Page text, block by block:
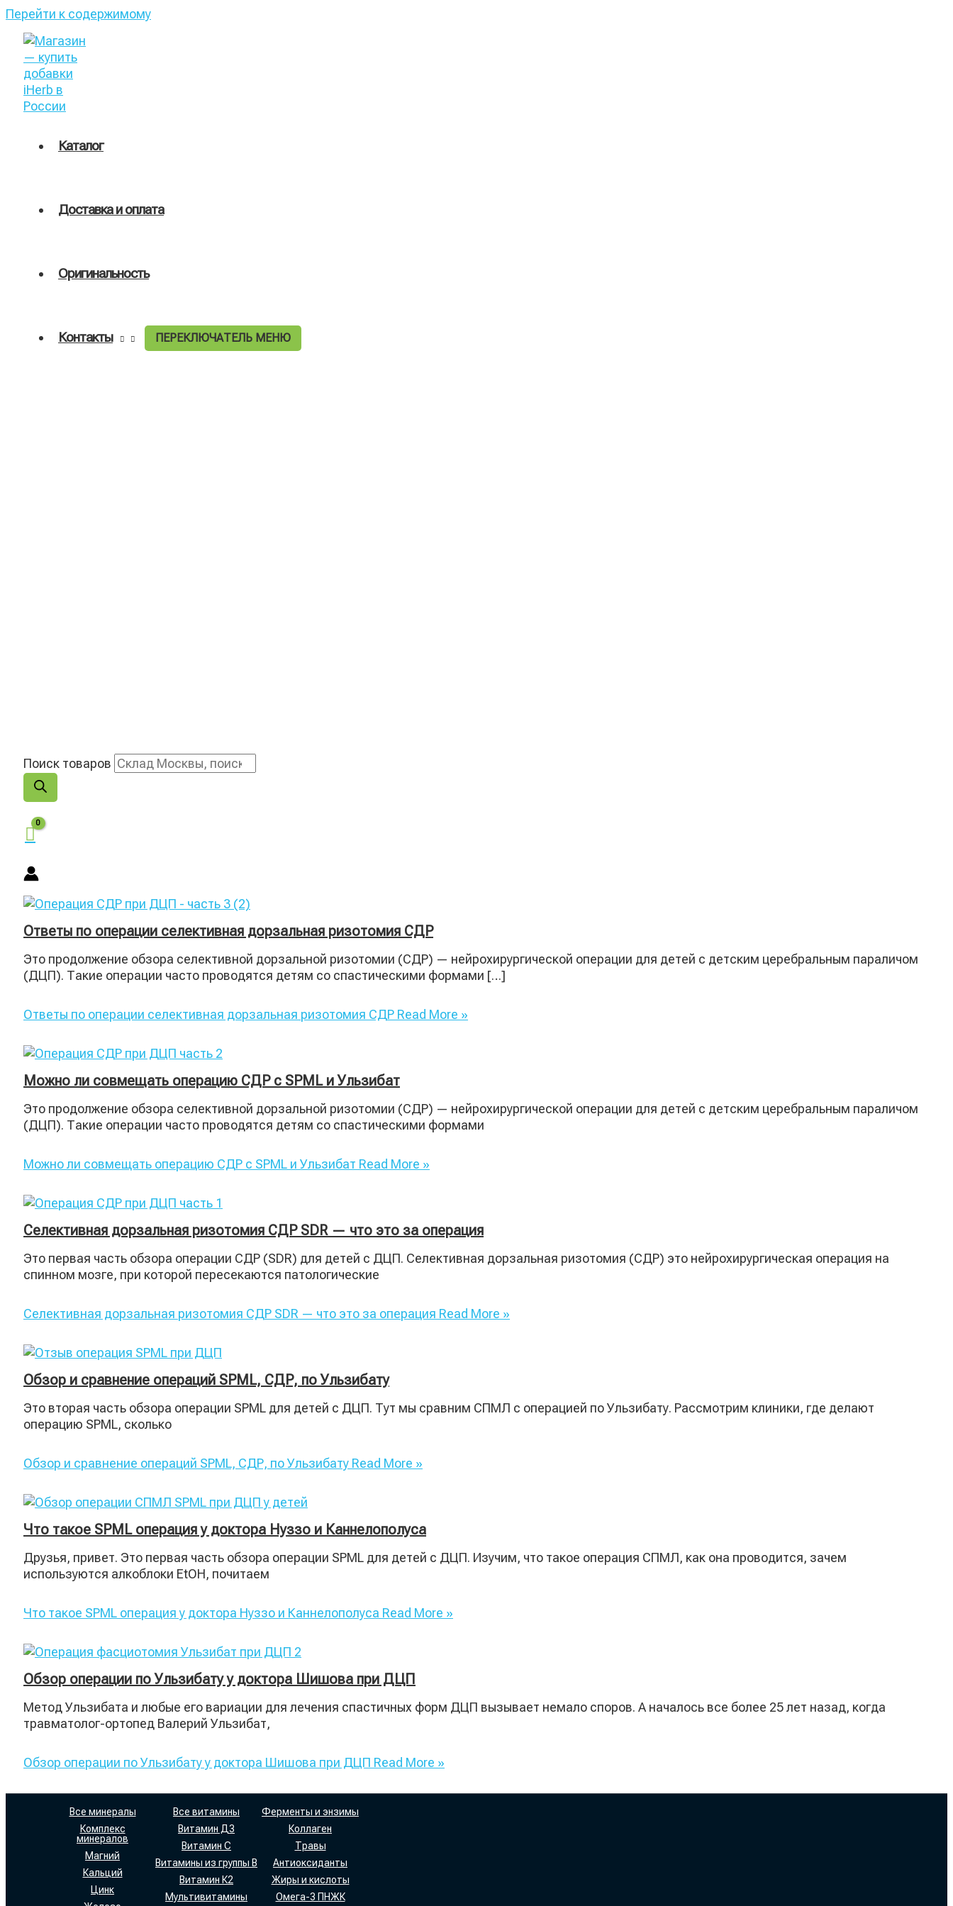
Перейти к содержимому
Каталог
Доставка и оплата
Оригинальность
Контакты ПЕРЕКЛЮЧАТЕЛЬ МЕНЮ
Поиск товаров
Ответы по операции селективная дорзальная ризотомия СДР
Это продолжение обзора селективной дорзальной ризотомии (СДР) — нейрохирургической операции для детей с детским церебральным параличом
(ДЦП). Такие операции часто проводятся детям со спастическими формами […]
Ответы по операции селективная дорзальная ризотомия СДР Read More »
Можно ли совмещать операцию СДР с SPML и Ульзибат
Это продолжение обзора селективной дорзальной ризотомии (СДР) — нейрохирургической операции для детей с детским церебральным параличом
(ДЦП). Такие операции часто проводятся детям со спастическими формами
Можно ли совмещать операцию СДР с SPML и Ульзибат Read More »
Селективная дорзальная ризотомия СДР SDR — что это за операция
Это первая часть обзора операции СДР (SDR) для детей с ДЦП. Селективная дорзальная ризотомия (СДР) это нейрохирургическая операция на
спинном мозге, при которой пересекаются патологические
Селективная дорзальная ризотомия СДР SDR — что это за операция Read More »
Обзор и сравнение операций SPML, СДР, по Ульзибату
Это вторая часть обзора операции SPML для детей с ДЦП. Тут мы сравним СПМЛ с операцией по Ульзибату. Рассмотрим клиники, где делают
операцию SPML, сколько
Обзор и сравнение операций SPML, СДР, по Ульзибату Read More »
Что такое SPML операция у доктора Нуззо и Каннелополуса
Друзья, привет. Это первая часть обзора операции SPML для детей с ДЦП. Изучим, что такое операция СПМЛ, как она проводится, зачем
используются алкоблоки EtOH, почитаем
Что такое SPML операция у доктора Нуззо и Каннелополуса Read More »
Обзор операции по Ульзибату у доктора Шишова при ДЦП
Метод Ульзибата и любые его вариации для лечения спастичных форм ДЦП вызывает немало споров. А началось все более 25 лет назад, когда
травматолог-ортопед Валерий Ульзибат,
Обзор операции по Ульзибату у доктора Шишова при ДЦП Read More »
Все минералы
Комплекс
минералов
Магний
Кальций
Цинк
Все витамины
Витамин Д3
Витамин С
Витамины из группы В
Витамин К2
Мультивитамины
Ферменты и энзимы
Коллаген
Травы
Антиоксиданты
Жиры и кислоты
Омега-3 ПНЖК